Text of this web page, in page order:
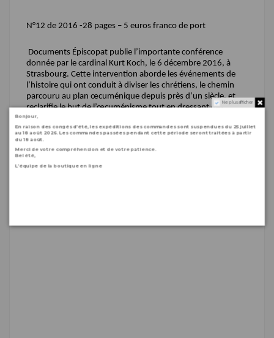
N°12 de 2016 -28 pages – 5 euros franco de port
Documents Épiscopat publie l’importante conférence
donnée par le cardinal Kurt Koch, le 6 décembre 2016, à
Strasbourg. Cette intervention aborde les événements de
l’histoire qui ont conduit à diviser les chrétiens, le chemin
parcouru au plan œcuménique depuis près d’un siècle, et
reclarifie le but de l’œcuménisme tout en dressant des
perspectives pour l’avenir des Églises chrétiennes.
Ne plus afficher
Bonjour,
En raison des congés d’été, les expéditions des commandes sont suspendues du 25 juillet
au 18 août 2026. Les commandes passées pendant cette période seront traitées à partir
du 18 août.
Merci de votre compréhension et de votre patience.
Bel été,
L’équipe de la boutique en ligne